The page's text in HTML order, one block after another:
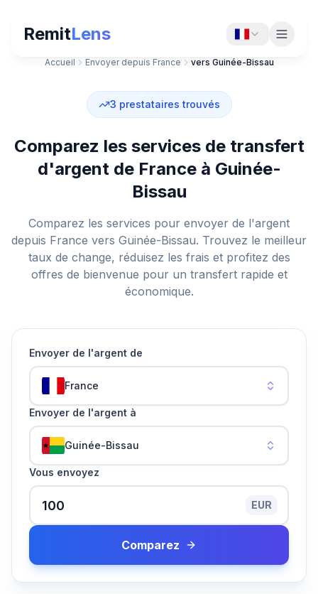
RemitLens
Accueil Envoyer depuis France vers Guinée-Bissau
3 prestataires trouvés
Comparez les services de transfert
d'argent de France à Guinée-
Bissau
Comparez les services pour envoyer de l'argent
depuis France vers Guinée-Bissau. Trouvez le meilleur
taux de change, réduisez les frais et profitez des
offres de bienvenue pour un transfert rapide et
économique.
Envoyer de l'argent de
France
Envoyer de l'argent à
Guinée-Bissau
Vous envoyez
EUR
Comparez